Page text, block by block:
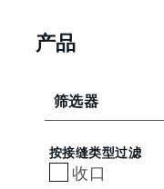
产品
筛选器
按接缝类型过滤
收口